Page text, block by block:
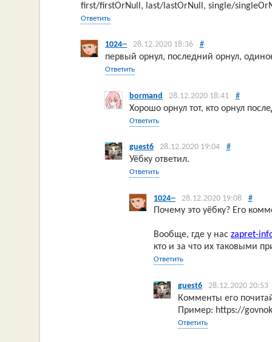
first/firstOrNull, last/lastOrNull, single/
Ответить
1024-- 28.12.2020 18:36 #
первый орнул, последний орнул,
Ответить
bormand 28.12.2020 18:41 #
Хорошо орнул тот, кто орнул
Ответить
guest6 28.12.2020 19:04 #
Уёбку ответил.
Ответить
1024-- 28.12.2020 19:08 #
Почему это уёбку? Его
Вообще, где у насzapret-
кто и за что их таковыми
Ответить
guest6 28.12.2020 20:53
Комменты его
Пример: https://
Ответить